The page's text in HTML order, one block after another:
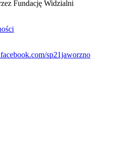
Fundację Widzialni
sp21jaworzno